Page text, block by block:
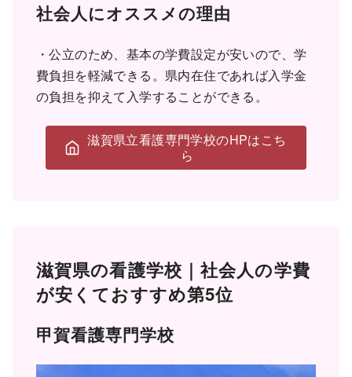
社会人にオススメの理由
・公立のため、基本の学費設定が安いので、学
費負担を軽減できる。県内在住であれば入学金
の負担を抑えて入学することができる。
滋賀県立看護専門学校のHPはこち
ら
滋賀県の看護学校｜社会人の学費
が安くておすすめ第5位
甲賀看護専門学校